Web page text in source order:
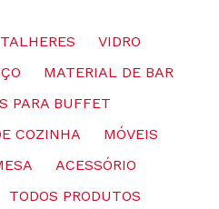
TALHERES
VIDRO
MATERIAL DE BAR
PARA BUFFET
COZINHA
MÓVEIS
ACESSÓRIO
TODOS PRODUTOS